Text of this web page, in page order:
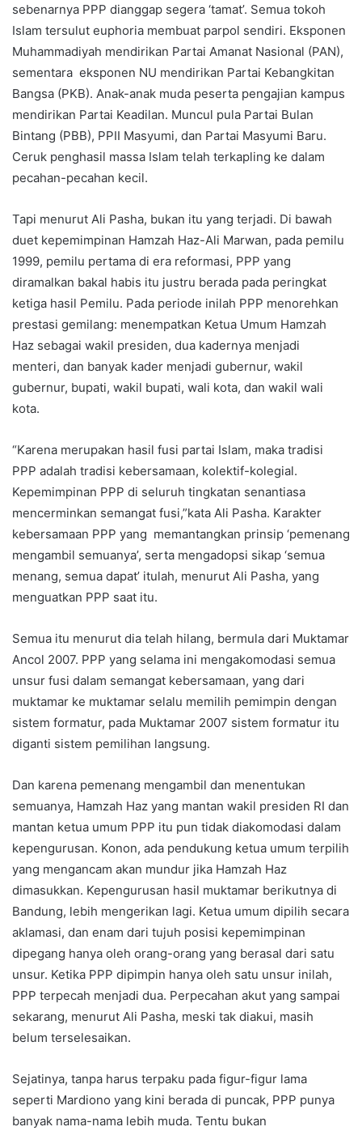
sebenarnya PPP dianggap segera ‘tamat’. Semua tokoh
Islam tersulut euphoria membuat parpol sendiri. Eksponen
Muhammadiyah mendirikan Partai Amanat Nasional (PAN),
sementara eksponen NU mendirikan Partai Kebangkitan
Bangsa (PKB). Anak-anak muda peserta pengajian kampus
mendirikan Partai Keadilan. Muncul pula Partai Bulan
Bintang (PBB), PPII Masyumi, dan Partai Masyumi Baru.
Ceruk penghasil massa Islam telah terkapling ke dalam
pecahan-pecahan kecil.
Tapi menurut Ali Pasha, bukan itu yang terjadi. Di bawah
duet kepemimpinan Hamzah Haz-Ali Marwan, pada pemilu
1999, pemilu pertama di era reformasi, PPP yang
diramalkan bakal habis itu justru berada pada peringkat
ketiga hasil Pemilu. Pada periode inilah PPP menorehkan
prestasi gemilang: menempatkan Ketua Umum Hamzah
Haz sebagai wakil presiden, dua kadernya menjadi
menteri, dan banyak kader menjadi gubernur, wakil
gubernur, bupati, wakil bupati, wali kota, dan wakil wali
kota.
“Karena merupakan hasil fusi partai Islam, maka tradisi
PPP adalah tradisi kebersamaan, kolektif-kolegial.
Kepemimpinan PPP di seluruh tingkatan senantiasa
mencerminkan semangat fusi,”kata Ali Pasha. Karakter
kebersamaan PPP yang memantangkan prinsip ‘pemenang
mengambil semuanya’, serta mengadopsi sikap ‘semua
menang, semua dapat’ itulah, menurut Ali Pasha, yang
menguatkan PPP saat itu.
Semua itu menurut dia telah hilang, bermula dari Muktamar
Ancol 2007. PPP yang selama ini mengakomodasi semua
unsur fusi dalam semangat kebersamaan, yang dari
muktamar ke muktamar selalu memilih pemimpin dengan
sistem formatur, pada Muktamar 2007 sistem formatur itu
diganti sistem pemilihan langsung.
Dan karena pemenang mengambil dan menentukan
semuanya, Hamzah Haz yang mantan wakil presiden RI dan
mantan ketua umum PPP itu pun tidak diakomodasi dalam
kepengurusan. Konon, ada pendukung ketua umum terpilih
yang mengancam akan mundur jika Hamzah Haz
dimasukkan. Kepengurusan hasil muktamar berikutnya di
Bandung, lebih mengerikan lagi. Ketua umum dipilih secara
aklamasi, dan enam dari tujuh posisi kepemimpinan
dipegang hanya oleh orang-orang yang berasal dari satu
unsur. Ketika PPP dipimpin hanya oleh satu unsur inilah,
PPP terpecah menjadi dua. Perpecahan akut yang sampai
sekarang, menurut Ali Pasha, meski tak diakui, masih
belum terselesaikan.
Sejatinya, tanpa harus terpaku pada figur-figur lama
seperti Mardiono yang kini berada di puncak, PPP punya
banyak nama-nama lebih muda. Tentu bukan